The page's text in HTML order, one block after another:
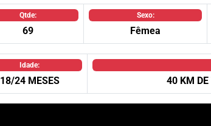
Qtde:
69
Sexo:
Fêmea
Idade:
18/24 MESES 40 KM DE